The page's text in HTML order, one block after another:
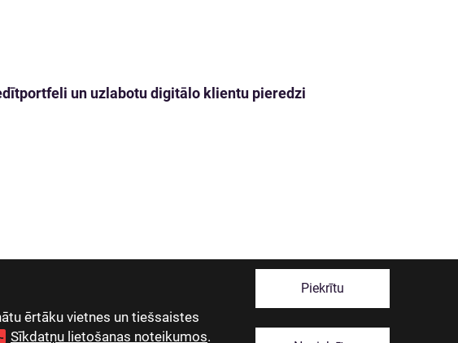
ērtāku vietnes un tiešsaistes
Sīkdatņu lietošanas noteikumos.
Piekrītu
un uzlabotu digitālo klientu pieredzi